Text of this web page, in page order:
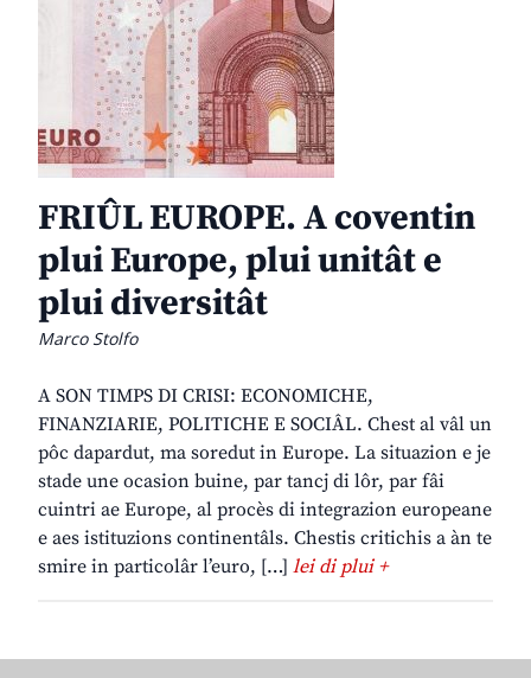
FRIÛL EUROPE. A coventin
plui Europe, plui unitât e
plui diversitât
Marco Stolfo
A SON TIMPS DI CRISI: ECONOMICHE,
FINANZIARIE, POLITICHE E SOCIÂL. Chest al vâl un
pôc dapardut, ma soredut in Europe. La situazion e je
stade une ocasion buine, par tancj di lôr, par fâi
cuintri ae Europe, al procès di integrazion europeane
e aes istituzions continentâls. Chestis critichis a àn te
smire in particolâr l’euro, […] lei di plui +